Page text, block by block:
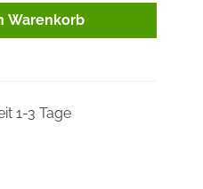
Gib den
Warenkorb
1-3 Tage